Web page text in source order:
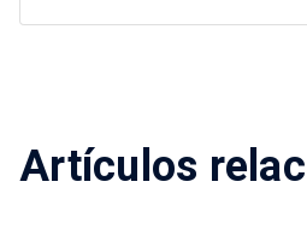
Artículos